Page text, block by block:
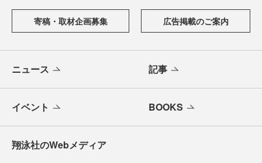
寄稿・取材企画募集 広告掲載のご案内
ニュース 記事
イベント BOOKS
翔泳社のWebメディア